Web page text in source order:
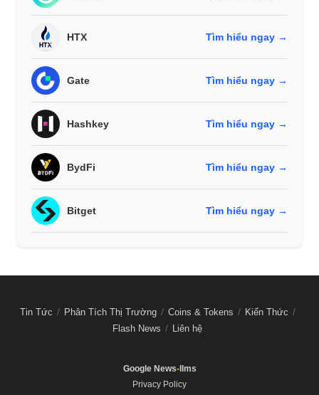
HTX Tìm hiểu ngay →
Gate Tìm hiểu ngay →
Hashkey Tìm hiểu ngay →
BydFi Tìm hiểu ngay →
Bitget Tìm hiểu ngay →
Tin Tức Phân Tích Thị Trường Coins & Tokens
Kiến Thức
Flash News
Liên hệ
Google News-llms
Privacy Policy